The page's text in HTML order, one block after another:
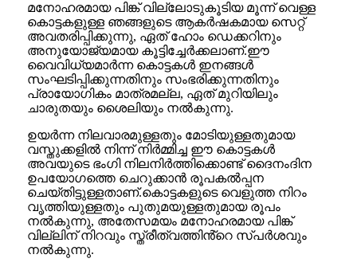
മനോഹരമായ പിങ്ക് വില്ലോടുകൂടിയ മൂന്ന് വെള്ള
കൊട്ടകളുള്ള ഞങ്ങളുടെ ആകർഷകമായ സെറ്റ്
അവതരിപ്പിക്കുന്നു, ഏത് ഹോം ഡെക്കറിനും
അനുയോജ്യമായ കൂട്ടിച്ചേർക്കലാണ്.ഈ
വൈവിധ്യമാർന്ന കൊട്ടകൾ ഇനങ്ങൾ
സംഘടിപ്പിക്കുന്നതിനും സംഭരിക്കുന്നതിനും
പ്രായോഗികം മാത്രമല്ല, ഏത് മുറിയിലും
ചാരുതയും ശൈലിയും നൽകുന്നു.
ഉയർന്ന നിലവാരമുള്ളതും മോടിയുള്ളതുമായ
വസ്തുക്കളിൽ നിന്ന് നിർമ്മിച്ച ഈ കൊട്ടകൾ
അവയുടെ ഭംഗി നിലനിർത്തിക്കൊണ്ട് ദൈനംദിന
ഉപയോഗത്തെ ചെറുക്കാൻ രൂപകൽപ്പന
ചെയ്തിട്ടുള്ളതാണ്.കൊട്ടകളുടെ വെളുത്ത നിറം
വൃത്തിയുള്ളതും പുതുമയുള്ളതുമായ രൂപം
നൽകുന്നു, അതേസമയം മനോഹരമായ പിങ്ക്
വില്ലിന് നിറവും സ്ത്രീത്വത്തിൻ്റെ സ്പർശവും
നൽകുന്നു.